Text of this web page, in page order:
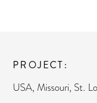
PROJECT
USA, Missouri, St.